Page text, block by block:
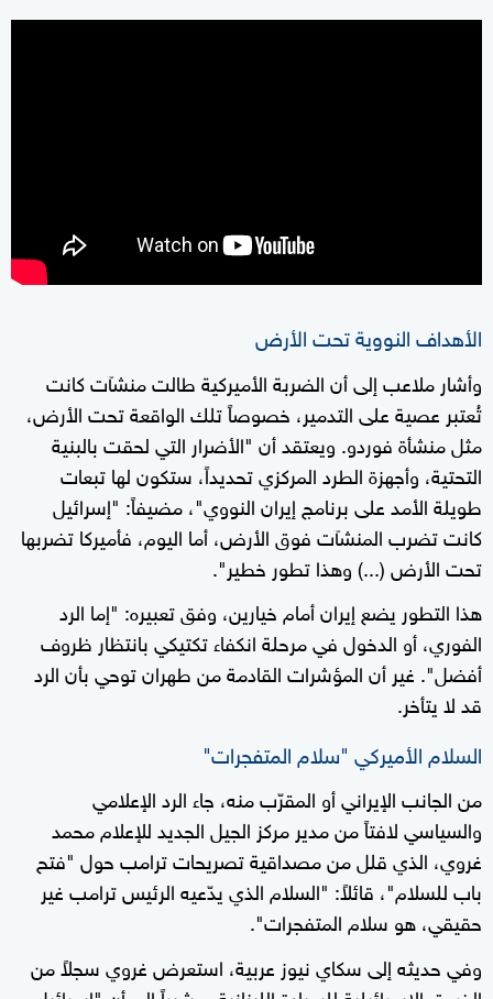
الأهداف النووية تحت الأرض
وأشار ملاعب إلى أن الضربة الأميركية طالت منشآت كانت
تُعتبر عصية على التدمير، خصوصاً تلك الواقعة تحت الأرض،
مثل منشأة فوردو. ويعتقد أن "الأضرار التي لحقت بالبنية
التحتية، وأجهزة الطرد المركزي تحديداً، ستكون لها تبعات
طويلة الأمد على برنامج إيران النووي"، مضيفاً: "إسرائيل
كانت تضرب المنشآت فوق الأرض، أما اليوم، فأميركا تضربها
تحت الأرض (...) وهذا تطور خطير".
هذا التطور يضع إيران أمام خيارين، وفق تعبيره: "إما الرد
الفوري، أو الدخول في مرحلة انكفاء تكتيكي بانتظار ظروف
أفضل". غير أن المؤشرات القادمة من طهران توحي بأن الرد
قد لا يتأخر.
السلام الأميركي "سلام المتفجرات"
من الجانب الإيراني أو المقرّب منه، جاء الرد الإعلامي
والسياسي لافتاً من مدير مركز الجيل الجديد للإعلام محمد
غروي، الذي قلل من مصداقية تصريحات ترامب حول "فتح
باب للسلام"، قائلاً: "السلام الذي يدّعيه الرئيس ترامب غير
حقيقي، هو سلام المتفجرات".
وفي حديثه إلى سكاي نيوز عربية، استعرض غروي سجلاً من